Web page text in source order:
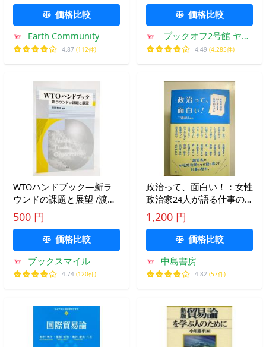
価格比較
Earth Community
4.87 (112件)
価格比較
ブックオフ2号館 ヤフ
ーショッピング店
4.49 (4,285件)
WTOハンドブック―新ラ
ウンドの課題と展望 /渡邊
頼純（編著）/ジェトロ
500 円
価格比較
ブックスマイル
4.74 (120件)
政治って、面白い！：女性
政治家24人が語る仕事の
リアル 単行本
1,200 円
価格比較
中島書房
4.82 (57件)